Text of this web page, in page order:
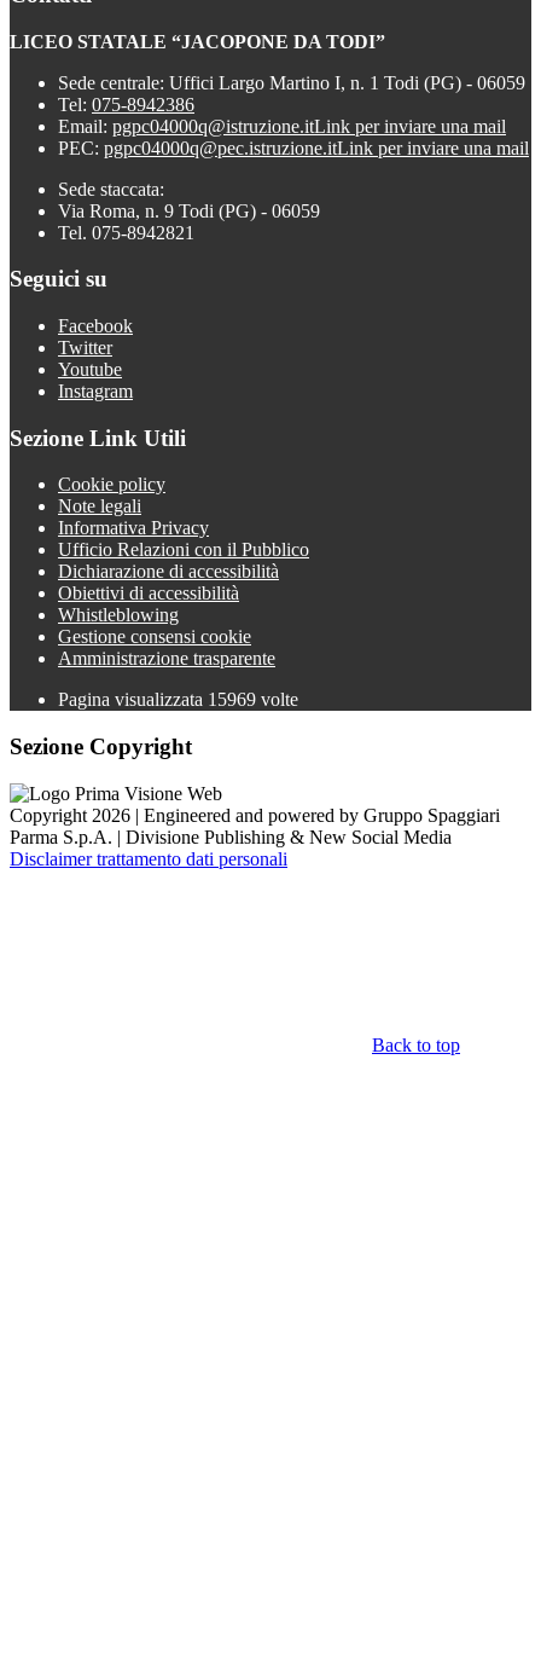
LICEO STATALE “JACOPONE DA TODI”
Sede centrale: Uffici Largo Martino I, n. 1 Todi (PG) - 06059
Tel: 075-8942386
Email: pgpc04000q@istruzione.itLink per inviare una mail
PEC: pgpc04000q@pec.istruzione.itLink per inviare una mail
Sede staccata:
Via Roma, n. 9 Todi (PG) - 06059
Tel. 075-8942821
Seguici su
Facebook
Twitter
Youtube
Instagram
Sezione Link Utili
Cookie policy
Note legali
Informativa Privacy
Ufficio Relazioni con il Pubblico
Dichiarazione di accessibilità
Obiettivi di accessibilità
Whistleblowing
Gestione consensi cookie
Amministrazione trasparente
Pagina visualizzata 15969 volte
Sezione Copyright
Copyright 2026 | Engineered and powered by Gruppo Spaggiari
Parma S.p.A. | Divisione Publishing & New Social Media
Disclaimer trattamento dati personali
Back to top